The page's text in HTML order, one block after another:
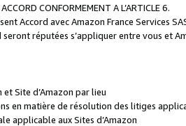
CONFORMEMENT A L’ARTICLE 6.
Accord avec Amazon France Services
réputées s’appliquer entre vous et
et Site d’Amazon par lieu
en matière de résolution des litiges
applicable aux Sites d’Amazon